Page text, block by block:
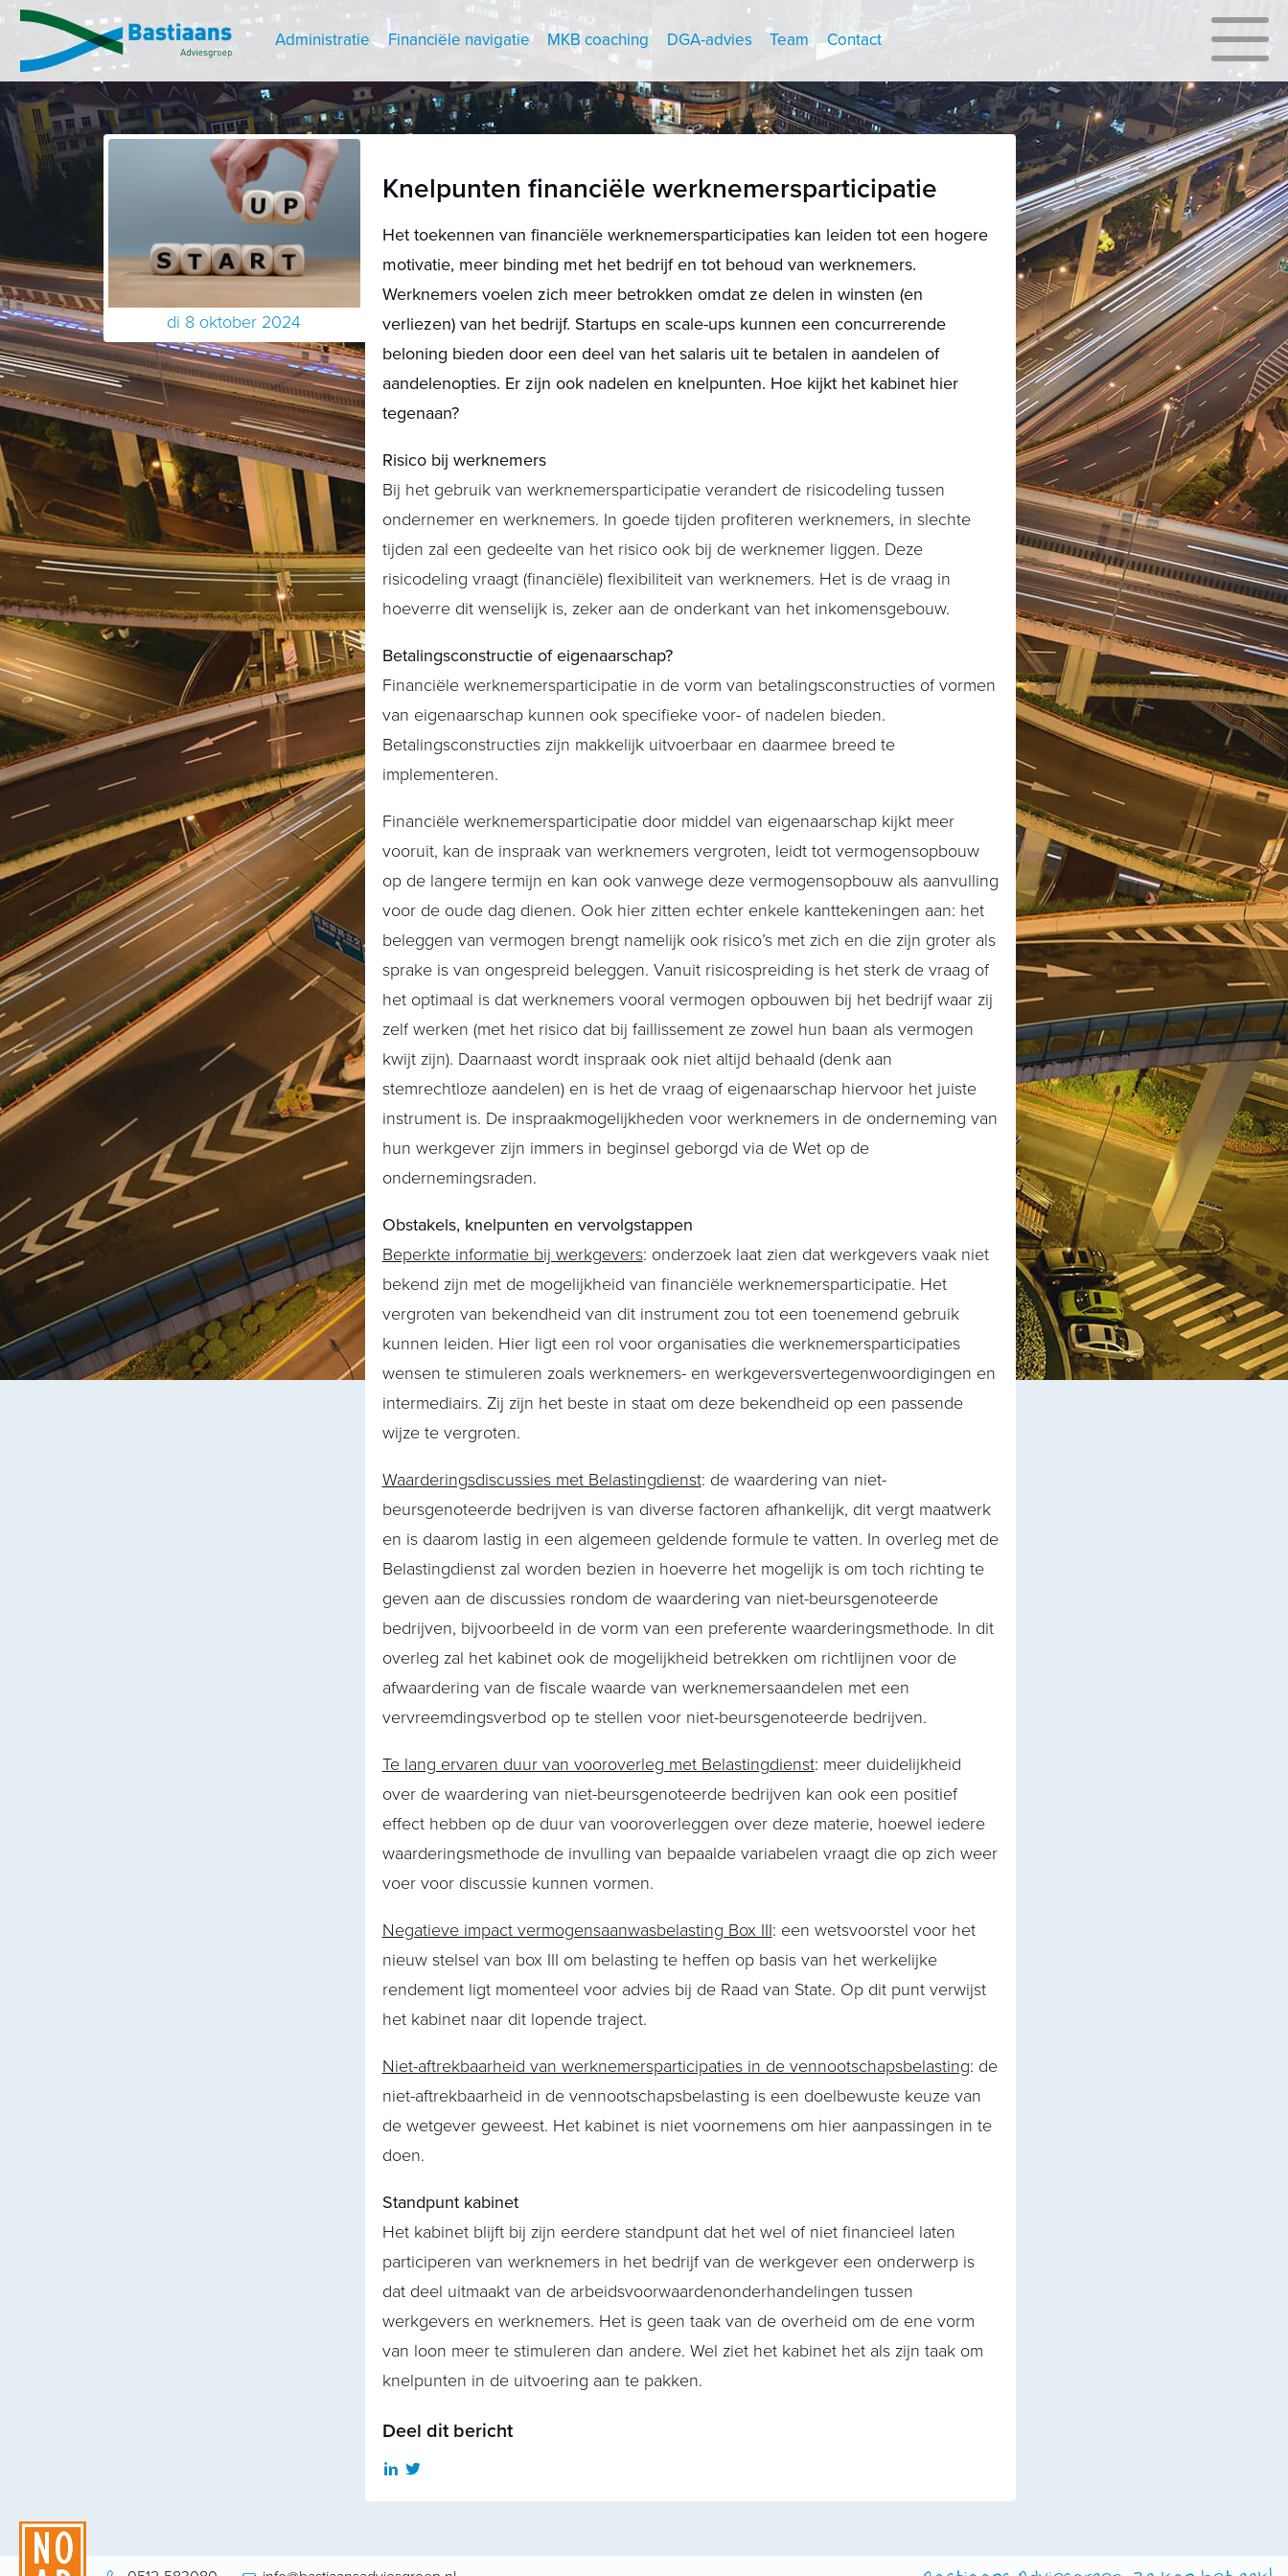
Administratie Financiële navigatie MKB coaching DGA-advies Team Contact
di 8 oktober 2024
Knelpunten financiële werknemersparticipatie
Het toekennen van financiële werknemersparticipaties kan leiden tot een hogere
motivatie, meer binding met het bedrijf en tot behoud van werknemers.
Werknemers voelen zich meer betrokken omdat ze delen in winsten (en
verliezen) van het bedrijf. Startups en scale-ups kunnen een concurrerende
beloning bieden door een deel van het salaris uit te betalen in aandelen of
aandelenopties. Er zijn ook nadelen en knelpunten. Hoe kijkt het kabinet hier
tegenaan?
Risico bij werknemers
Bij het gebruik van werknemersparticipatie verandert de risicodeling tussen
ondernemer en werknemers. In goede tijden profiteren werknemers, in slechte
tijden zal een gedeelte van het risico ook bij de werknemer liggen. Deze
risicodeling vraagt (financiële) flexibiliteit van werknemers. Het is de vraag in
hoeverre dit wenselijk is, zeker aan de onderkant van het inkomensgebouw.
Betalingsconstructie of eigenaarschap?
Financiële werknemersparticipatie in de vorm van betalingsconstructies of vormen
van eigenaarschap kunnen ook specifieke voor- of nadelen bieden.
Betalingsconstructies zijn makkelijk uitvoerbaar en daarmee breed te
implementeren.
Financiële werknemersparticipatie door middel van eigenaarschap kijkt meer
vooruit, kan de inspraak van werknemers vergroten, leidt tot vermogensopbouw
op de langere termijn en kan ook vanwege deze vermogensopbouw als aanvulling
voor de oude dag dienen. Ook hier zitten echter enkele kanttekeningen aan: het
beleggen van vermogen brengt namelijk ook risico’s met zich en die zijn groter als
sprake is van ongespreid beleggen. Vanuit risicospreiding is het sterk de vraag of
het optimaal is dat werknemers vooral vermogen opbouwen bij het bedrijf waar zij
zelf werken (met het risico dat bij faillissement ze zowel hun baan als vermogen
kwijt zijn). Daarnaast wordt inspraak ook niet altijd behaald (denk aan
stemrechtloze aandelen) en is het de vraag of eigenaarschap hiervoor het juiste
instrument is. De inspraakmogelijkheden voor werknemers in de onderneming van
hun werkgever zijn immers in beginsel geborgd via de Wet op de
ondernemingsraden.
Obstakels, knelpunten en vervolgstappen
Beperkte informatie bij werkgevers: onderzoek laat zien dat werkgevers vaak niet
bekend zijn met de mogelijkheid van financiële werknemersparticipatie. Het
vergroten van bekendheid van dit instrument zou tot een toenemend gebruik
kunnen leiden. Hier ligt een rol voor organisaties die werknemersparticipaties
wensen te stimuleren zoals werknemers- en werkgeversvertegenwoordigingen en
intermediairs. Zij zijn het beste in staat om deze bekendheid op een passende
wijze te vergroten.
Waarderingsdiscussies met Belastingdienst: de waardering van niet-
beursgenoteerde bedrijven is van diverse factoren afhankelijk, dit vergt maatwerk
en is daarom lastig in een algemeen geldende formule te vatten. In overleg met de
Belastingdienst zal worden bezien in hoeverre het mogelijk is om toch richting te
geven aan de discussies rondom de waardering van niet-beursgenoteerde
bedrijven, bijvoorbeeld in de vorm van een preferente waarderingsmethode. In dit
overleg zal het kabinet ook de mogelijkheid betrekken om richtlijnen voor de
afwaardering van de fiscale waarde van werknemersaandelen met een
vervreemdingsverbod op te stellen voor niet-beursgenoteerde bedrijven.
Te lang ervaren duur van vooroverleg met Belastingdienst: meer duidelijkheid
over de waardering van niet-beursgenoteerde bedrijven kan ook een positief
effect hebben op de duur van vooroverleggen over deze materie, hoewel iedere
waarderingsmethode de invulling van bepaalde variabelen vraagt die op zich weer
voer voor discussie kunnen vormen.
Negatieve impact vermogensaanwasbelasting Box III: een wetsvoorstel voor het
nieuw stelsel van box III om belasting te heffen op basis van het werkelijke
rendement ligt momenteel voor advies bij de Raad van State. Op dit punt verwijst
het kabinet naar dit lopende traject.
Niet-aftrekbaarheid van werknemersparticipaties in de vennootschapsbelasting: de
niet-aftrekbaarheid in de vennootschapsbelasting is een doelbewuste keuze van
de wetgever geweest. Het kabinet is niet voornemens om hier aanpassingen in te
doen.
Standpunt kabinet
Het kabinet blijft bij zijn eerdere standpunt dat het wel of niet financieel laten
participeren van werknemers in het bedrijf van de werkgever een onderwerp is
dat deel uitmaakt van de arbeidsvoorwaardenonderhandelingen tussen
werkgevers en werknemers. Het is geen taak van de overheid om de ene vorm
van loon meer te stimuleren dan andere. Wel ziet het kabinet het als zijn taak om
knelpunten in de uitvoering aan te pakken.
Deel dit bericht